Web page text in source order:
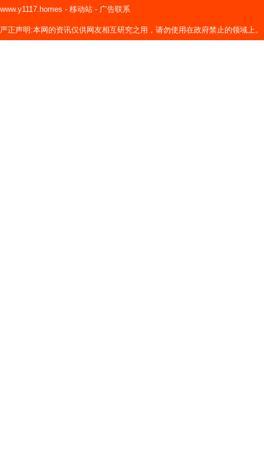
www.y1117.homes - 移动站 - 广告联系
严正声明:本网的资讯仅供网友相互研究之用，请勿使用在政府禁止的领域上。